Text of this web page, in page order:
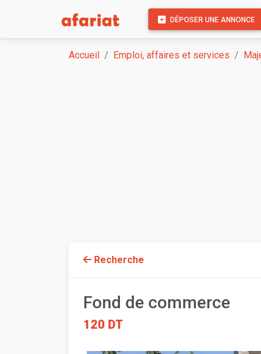
DÉPOSER UNE ANNONCE
Accueil Emploi, affaires et services
Recherche
Fond de commerce
120 DT